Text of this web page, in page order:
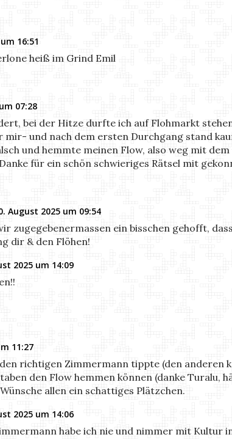
16:51
heiß im Grind Emil
07:28
bei der Hitze durfte ich auf Flohmarkt
mir- und nach dem ersten Durchgang stand
und hemmte meinen Flow, also weg mit
für ein schön schwieriges Rätsel mit
August 2025 um 09:54
zugegebenermassen ein bisschen gehofft,
dir & den Flöhen!
2025 um 14:09
11:27
richtigen Zimmermann tippte (den anderen
den Flow hemmen können (danke Turalu,
allen ein schattiges Plätzchen.
2025 um 14:06
habe ich nie und nimmer mit Kultur